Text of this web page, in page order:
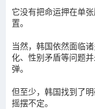
它没有把命运押在单
置。
当然，韩国依然面临
化、性别矛盾等问题并
弹。
但至少，韩国找到了
摇摆不定。